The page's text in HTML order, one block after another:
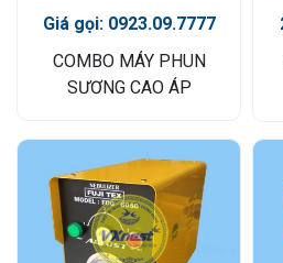
Giá gọi: 0923.09.7777
COMBO MÁY PHUN
SƯƠNG CAO ÁP